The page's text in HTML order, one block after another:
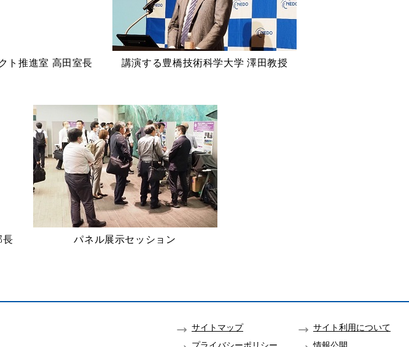
ト推進室 高田室長 講演する豊橋技術科学大学 澤田教授
長 パネル展示セッション
サイトマップ
サイト利用について